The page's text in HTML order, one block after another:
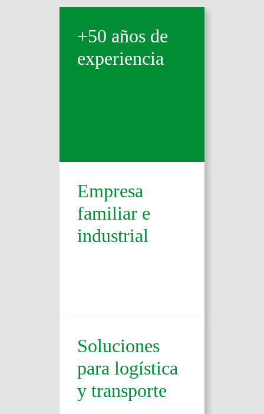
+50 años de
experiencia
Empresa
familiar e
industrial
Soluciones
para logística
y transporte